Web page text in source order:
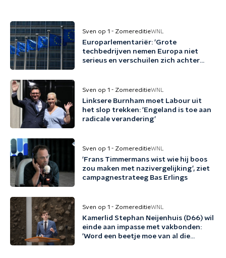
Sven op 1 - ZomereditieWNL
Europarlementariër: 'Grote
techbedrijven nemen Europa niet
serieus en verschuilen zich achter
Sven op 1 - ZomereditieWNL
Linksere Burnham moet Labour uit
het slop trekken: 'Engeland is toe aan
radicale verandering'
Sven op 1 - ZomereditieWNL
'Frans Timmermans wist wie hij boos
zou maken met nazivergelijking', ziet
campagnestrateeg Bas Erlings
Sven op 1 - ZomereditieWNL
Kamerlid Stephan Neijenhuis (D66) wil
einde aan impasse met vakbonden:
'Word een beetje moe van al die